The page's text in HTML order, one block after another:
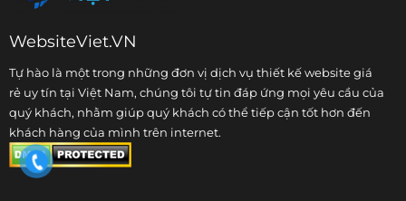
WebsiteViet.VN
Tự hào là một trong những đơn vị dịch vụ thiết kế website giá
rẻuy tín tại Việt Nam, chúng tôi tự tin đáp ứng mọi yêu cầu của
quý khách, nhằm giúp quý khách có thể tiếp cận tốt hơn đến
khách hàng của mình trên internet.